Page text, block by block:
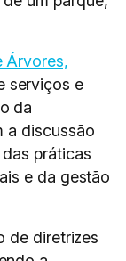
Árvores,
serviços e
da
a discussão
práticas
e da gestão
de diretrizes